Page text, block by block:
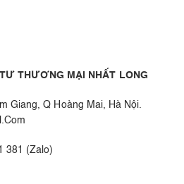
THƯƠNG MẠI NHẤT LONG
Giang, Q Hoàng Mai, Hà Nội.
381 (Zalo)